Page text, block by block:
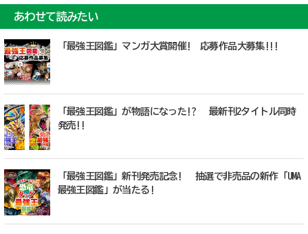
あわせて読みたい
「最強王図鑑」マンガ大賞開催! 応募作品大募集!!!
「最強王図鑑」が物語になった!? 最新刊2タイトル同時
発売!!
「最強王図鑑」新刊発売記念! 抽選で非売品の新作「UMA
最強王図鑑」が当たる!